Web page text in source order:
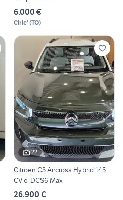
6.000 €
Cirie' (TO)
22
Citroen C3 Aircross Hybrid 145
CV e-DCS6 Max
26.900 €